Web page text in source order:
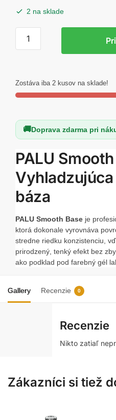
PALU Smooth
báza
PALU Smooth Base je
ktorá dokonale vyrovnáva
stredne riedku konzistenciu,
prirodzený, tenký efekt bez
ako podklad pod farebný gél
Hlavné výhody:
Dokonalé vyhladenie:
Vysoká priľnavosť:
maximálnu výdrž manikúry.
vôňou pre komfortnú prácu.
2 na sklade
3
11g
Zostáva iba 2 kusov na sklade!
Doprava zdarma pri
Gallery Recenzie 0
Recenzie
Nikto zatiaľ
Zákazníci si tiež